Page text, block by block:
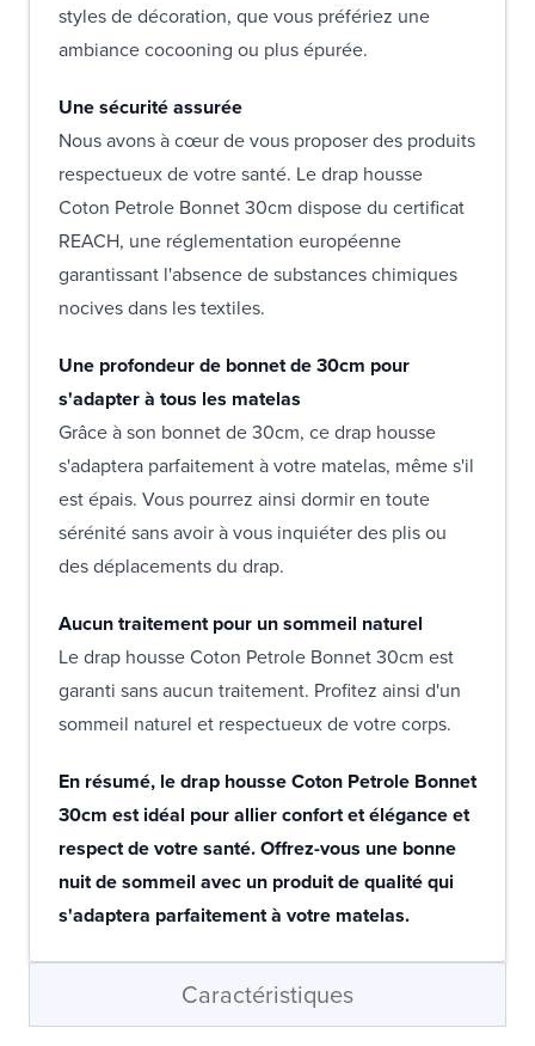
styles de décoration, que vous préfériez une
ambiance cocooning ou plus épurée.
Une sécurité assurée
Nous avons à cœur de vous proposer des produits
respectueux de votre santé. Le drap housse
Coton Petrole Bonnet 30cm dispose du certificat
REACH, une réglementation européenne
garantissant l'absence de substances chimiques
nocives dans les textiles.
Une profondeur de bonnet de 30cm pour
s'adapter à tous les matelas
Grâce à son bonnet de 30cm, ce drap housse
s'adaptera parfaitement à votre matelas, même s'il
est épais. Vous pourrez ainsi dormir en toute
sérénité sans avoir à vous inquiéter des plis ou
des déplacements du drap.
Aucun traitement pour un sommeil naturel
Le drap housse Coton Petrole Bonnet 30cm est
garanti sans aucun traitement. Profitez ainsi d'un
sommeil naturel et respectueux de votre corps.
En résumé, le drap housse Coton Petrole Bonnet
30cm est idéal pour allier confort et élégance et
respect de votre santé. Offrez-vous une bonne
nuit de sommeil avec un produit de qualité qui
s'adaptera parfaitement à votre matelas.
Caractéristiques